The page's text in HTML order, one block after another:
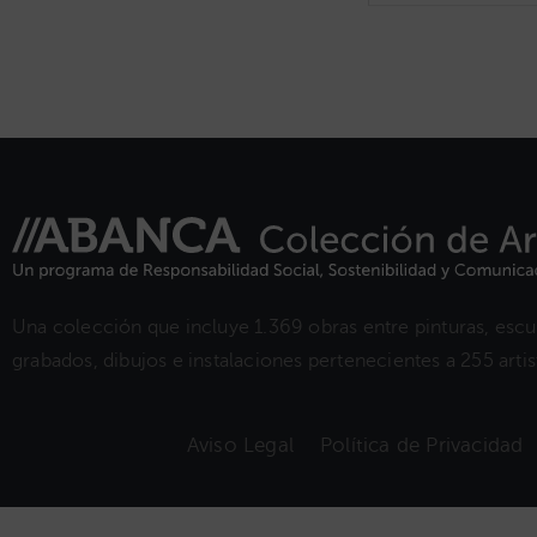
Una colección que incluye 1.369 obras entre pinturas,
grabados, dibujos e instalaciones pertenecientes a 255
Aviso Legal Política de Privacidad